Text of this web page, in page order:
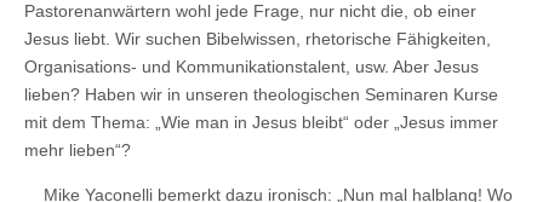
Pastorenanwärtern wohl jede Frage, nur nicht die, ob einer
Jesus liebt. Wir suchen Bibelwissen, rhetorische Fähigkeiten,
Organisations- und Kommunikationstalent, usw. Aber Jesus
lieben? Haben wir in unseren theologischen Seminaren Kurse
mit dem Thema: „Wie man in Jesus bleibt“ oder „Jesus immer
mehr lieben“?
Mike Yaconelli bemerkt dazu ironisch: „Nun mal halblang! Wo